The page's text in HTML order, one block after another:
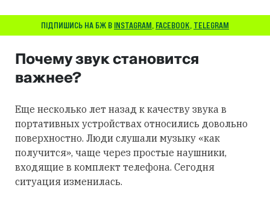
ПІДПИШИСЬ НА БЖ В INSTAGRAM, FACEBOOK, TELEGRAM
Почему звук становится
важнее?
Еще несколько лет назад к качеству звука в
портативных устройствах относились довольно
поверхностно. Люди слушали музыку «как
получится», чаще через простые наушники,
входящие в комплект телефона. Сегодня
ситуация изменилась.